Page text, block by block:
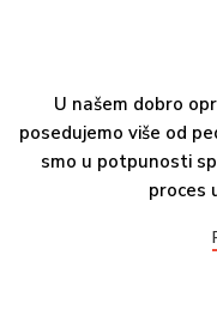
U našem dobro
posedujemo više od
smo u potpunosti
proces